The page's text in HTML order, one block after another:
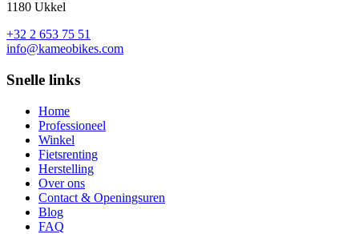
1180 Ukkel
+32 2 653 75 51
info@kameobikes.com
Snelle links
Home
Professioneel
Winkel
Fietsrenting
Herstelling
Over ons
Contact & Openingsuren
Blog
FAQ